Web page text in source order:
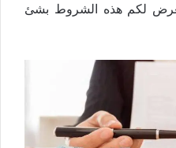
لكم هذه الشروط بشئ